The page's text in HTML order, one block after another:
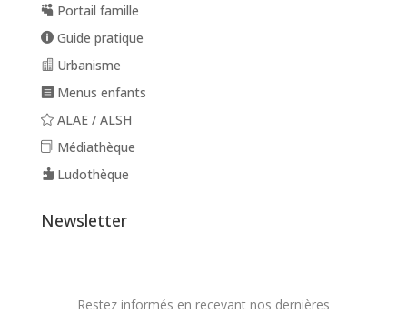
Portail famille
Guide pratique
Urbanisme
Menus enfants
ALAE / ALSH
Médiathèque
Ludothèque
Newsletter
Restez informés en recevant nos dernières